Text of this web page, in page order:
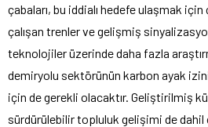
çabaları, bu iddialı hedefe ulaşmak
çalışan trenler ve gelişmiş
teknolojiler üzerinde daha fazla
demiryolu sektörünün karbon ayak
için de gerekli olacaktır. Geliştirilmiş
sürdürülebilir topluluk gelişimi de dahil